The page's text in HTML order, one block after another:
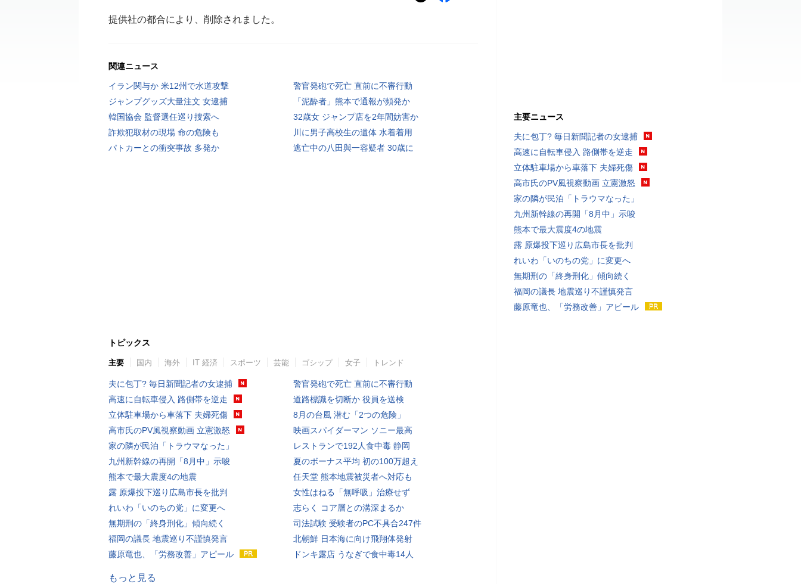
提供社の都合により、削除されました。
関連ニュース
イラン関与か 米12州で水道攻撃
警官発砲で死亡 直前に不審行動
ジャンプグッズ大量注文 女逮捕
「泥酔者」熊本で通報が頻発か
韓国協会 監督選任巡り捜索へ
32歳女 ジャンプ店を2年間妨害か
詐欺犯取材の現場 命の危険も
川に男子高校生の遺体 水着着用
パトカーとの衝突事故 多発か
逃亡中の八田與一容疑者 30歳に
トピックス
主要 国内 海外 IT 経済 スポーツ 芸能 ゴシップ 女子 トレンド
夫に包丁? 毎日新聞記者の女逮捕
高速に自転車侵入 路側帯を逆走
立体駐車場から車落下 夫婦死傷
高市氏のPV風視察動画 立憲激怒
家の隣が民泊「トラウマなった」
九州新幹線の再開「8月中」示唆
熊本で最大震度4の地震
露 原爆投下巡り広島市長を批判
れいわ「いのちの党」に変更へ
無期刑の「終身刑化」傾向続く
福岡の議長 地震巡り不謹慎発言
藤原竜也、「労務改善」アピール
警官発砲で死亡 直前に不審行動
道路標識を切断か 役員を送検
8月の台風 潜む「2つの危険」
映画スパイダーマン ソニー最高
レストランで192人食中毒 静岡
夏のボーナス平均 初の100万超え
任天堂 熊本地震被災者へ対応も
女性はねる「無呼吸」治療せず
志らく コア層との溝深まるか
司法試験 受験者のPC不具合247件
北朝鮮 日本海に向け飛翔体発射
ドンキ露店 うなぎで食中毒14人
もっと見る
主要ニュース
夫に包丁? 毎日新聞記者の女逮捕
高速に自転車侵入 路側帯を逆走
立体駐車場から車落下 夫婦死傷
高市氏のPV風視察動画 立憲激怒
家の隣が民泊「トラウマなった」
九州新幹線の再開「8月中」示唆
熊本で最大震度4の地震
露 原爆投下巡り広島市長を批判
れいわ「いのちの党」に変更へ
無期刑の「終身刑化」傾向続く
福岡の議長 地震巡り不謹慎発言
藤原竜也、「労務改善」アピール